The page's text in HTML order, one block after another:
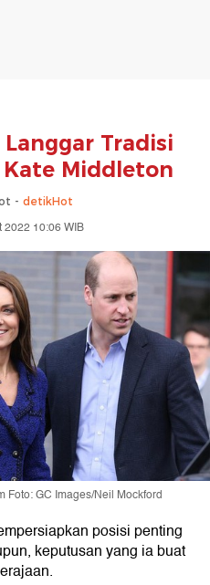
Langgar Tradisi
Middleton
- detikHot
2022 10:06 WIB
Foto: GC Images/Neil Mockford
posisi penting
keputusan yang ia buat